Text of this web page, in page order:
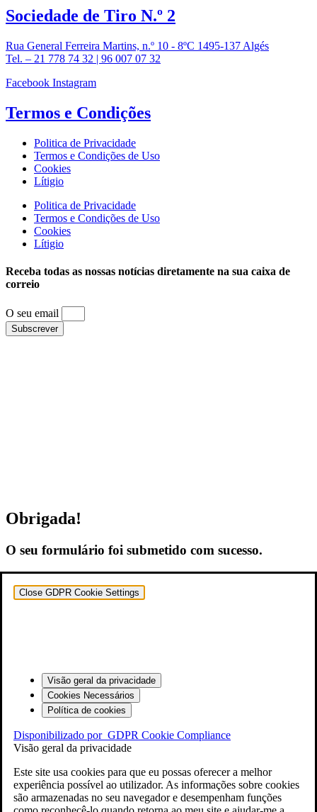
Sociedade de Tiro N.º 2
Rua General Ferreira Martins, n.º 10 - 8ºC 1495-137 Algés
Tel. – 21 778 74 32 | 96 007 07 32
Facebook Instagram
Termos e Condições
Politica de Privacidade
Termos e Condições de Uso
Cookies
Lítigio
Politica de Privacidade
Termos e Condições de Uso
Cookies
Lítigio
Receba todas as nossas notícias diretamente na sua caixa de
correio
O seu email
Subscrever
Obrigada!
O seu formulário foi submetido com sucesso.
Close GDPR Cookie Settings
Visão geral da privacidade
Cookies Necessários
Política de cookies
Disponibilizado por GDPR Cookie Compliance
Visão geral da privacidade
Este site usa cookies para que eu possas oferecer a melhor
experiência possível ao utilizador. As informações sobre cookies
são armazenadas no seu navegador e desempenham funções